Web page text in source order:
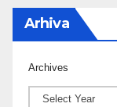
Arhiva
Archives